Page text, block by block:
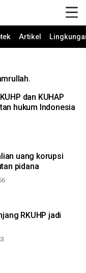
Artikel
dan KUHAP
hukum Indonesia
uang korupsi
pidana
RKUHP jadi